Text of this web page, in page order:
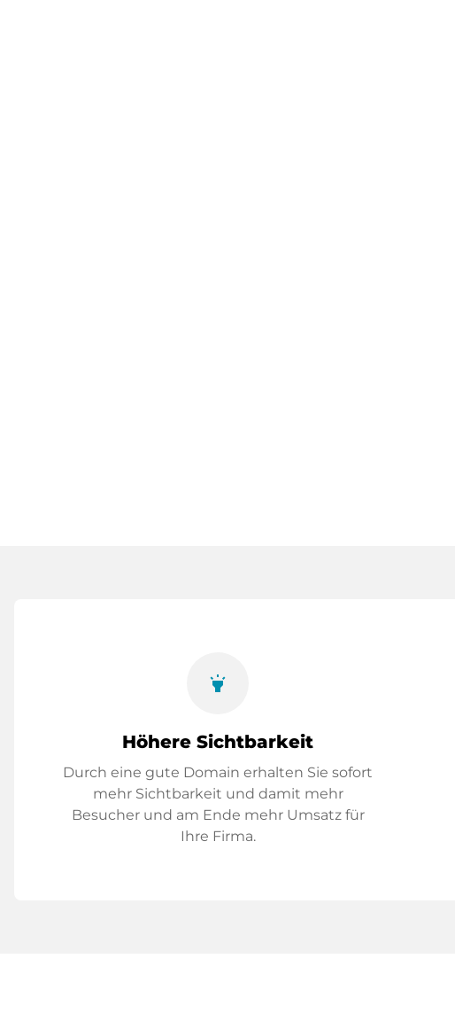
highlight
Höhere Sichtbarkeit
Durch eine gute Domain erhalten Sie sofort
mehr Sichtbarkeit und damit mehr
Besucher und am Ende mehr Umsatz für
Ihre Firma.